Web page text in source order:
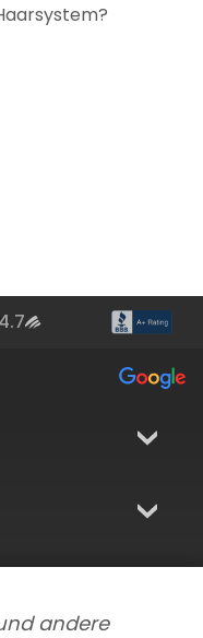
4.7
andere